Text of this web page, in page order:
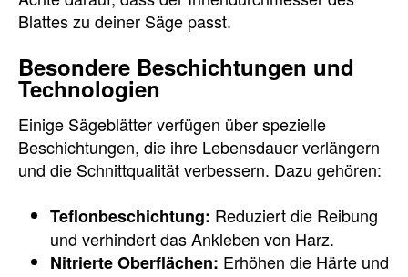
Blattes zu deiner Säge passt.
Besondere Beschichtungen und
Technologien
Einige Sägeblätter verfügen über spezielle
Beschichtungen, die ihre Lebensdauer verlängern
und die Schnittqualität verbessern. Dazu gehören:
Teflonbeschichtung: Reduziert die Reibung
und verhindert das Ankleben von Harz.
Nitrierte Oberflächen: Erhöhen die Härte und